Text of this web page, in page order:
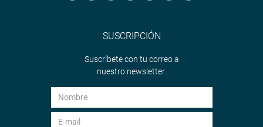
SUSCRIPCIÓN
Suscríbete con tu correo a
nuestro newsletter.